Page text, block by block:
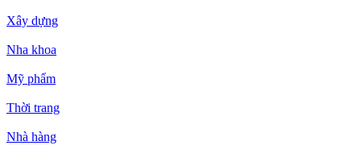
Xây dựng
Nha khoa
Mỹ phẩm
Thời trang
Nhà hàng